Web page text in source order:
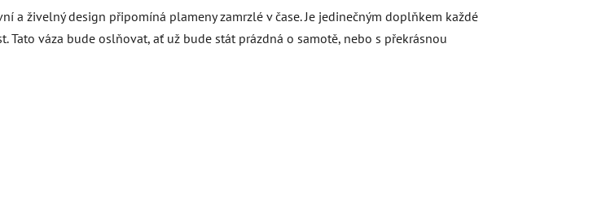
a živelný design připomíná plameny zamrzlé v čase. Je jedinečným doplňkem každé
váza bude oslňovat, ať už bude stát prázdná o samotě, nebo s překrásnou